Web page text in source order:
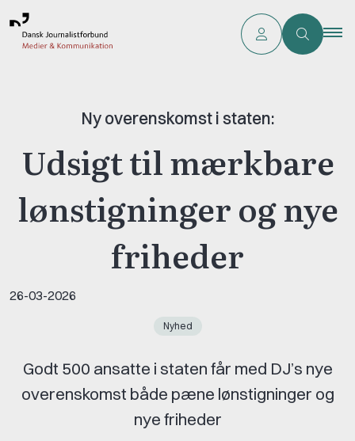
Ny overenskomst i staten:
Udsigt til mærkbare
lønstigninger og nye
friheder
26-03-2026
Nyhed
Godt 500 ansatte i staten får med DJ’s nye
overenskomst både pæne lønstigninger og
nye friheder